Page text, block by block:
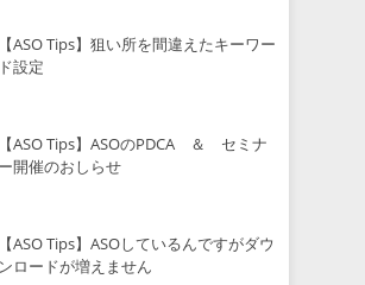
【ASO Tips】狙い所を間違えたキーワー
ド設定
【ASO Tips】ASOのPDCA ＆ セミナ
ー開催のおしらせ
【ASO Tips】ASOしているんですがダウ
ンロードが増えません